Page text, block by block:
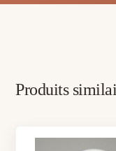
Produits